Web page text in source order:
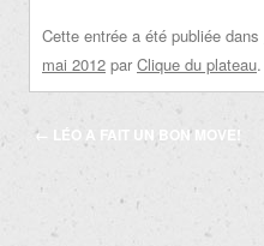
Cette entrée a été publiée dans
mai 2012 par Clique du plateau.
Navigation
← LÉO A FAIT UN BON MOVE!